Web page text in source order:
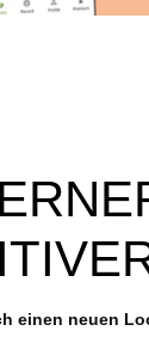
einen neuen